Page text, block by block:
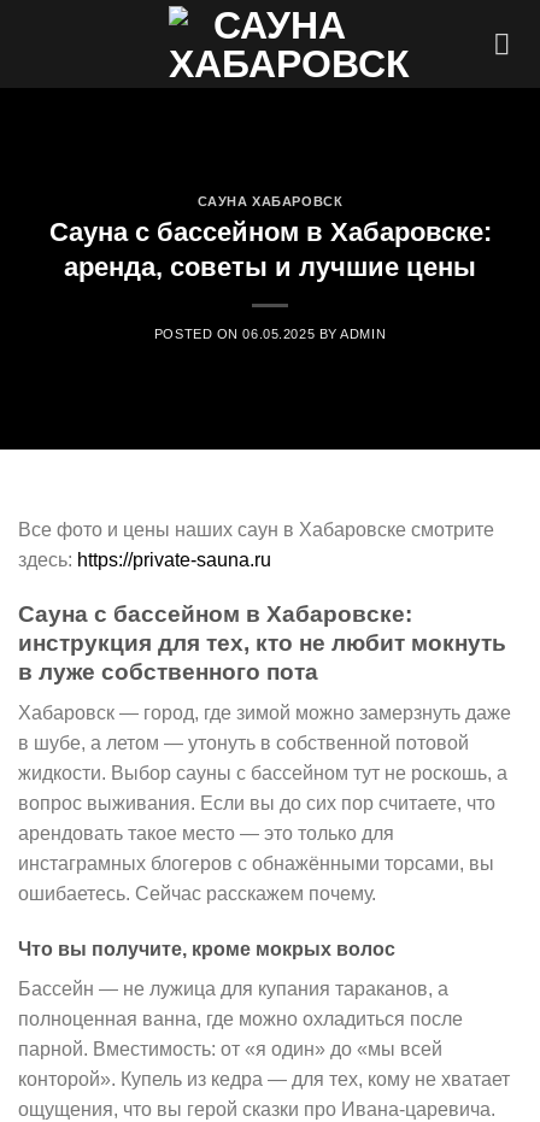
САУНА ХАБАРОВСК
Сауна с бассейном в Хабаровске:
аренда, советы и лучшие цены
POSTED ON06.05.2025 BYADMIN
Все фото и цены наших саун в Хабаровске смотрите
здесь: https://private-sauna.ru
Сауна с бассейном в Хабаровске:
инструкция для тех, кто не любит мокнуть
в луже собственного пота
Хабаровск — город, где зимой можно замерзнуть даже
в шубе, а летом — утонуть в собственной потовой
жидкости. Выбор сауны с бассейном тут не роскошь, а
вопрос выживания. Если вы до сих пор считаете, что
арендовать такое место — это только для
инстаграмных блогеров с обнажёнными торсами, вы
ошибаетесь. Сейчас расскажем почему.
Что вы получите, кроме мокрых волос
Бассейн — не лужица для купания тараканов, а
полноценная ванна, где можно охладиться после
парной. Вместимость: от «я один» до «мы всей
конторой». Купель из кедра — для тех, кому не хватает
ощущения, что вы герой сказки про Ивана-царевича.